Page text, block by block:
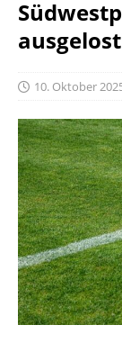
10. Oktober